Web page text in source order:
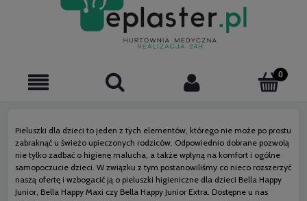
Pieluszki dla dzieci to jeden z tych elementów, którego nie może po prostu
zabraknąć u świeżo upieczonych rodziców. Odpowiednio dobrane pozwolą
nie tylko zadbać o higienę malucha, a także wpłyną na komfort i ogólne
samopoczucie dzieci. W związku z tym postanowiliśmy co nieco rozszerzyć
naszą ofertę i wzbogacić ją o pieluszki higieniczne dla dzieci Bella Happy
Junior, Bella Happy Maxi czy Bella Happy Junior Extra. Dostępne u nas